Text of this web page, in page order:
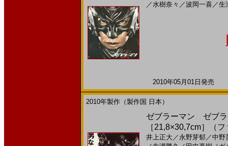
／水樹奈々 ／波岡一喜／生
2010年05月01日発売
2010年製作（製作国 日本）
ゼブラーマン ゼブラ
［21,8×30,7cm］（
井上正大／永野芽郁／中野